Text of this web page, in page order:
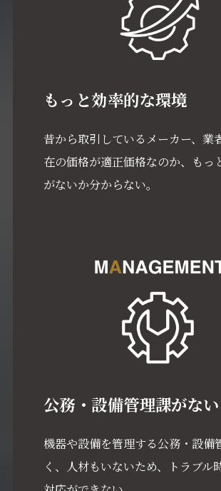
もっと効率的な環境
昔から取引しているメーカー、業
在の価格が適正価格なのか、もっ
がないか分からない。
公務・設備管理課がない
機器や設備を管理する公務・設備
く、人材もいないため、トラブル